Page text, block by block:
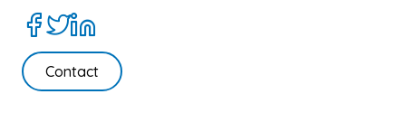
Contact